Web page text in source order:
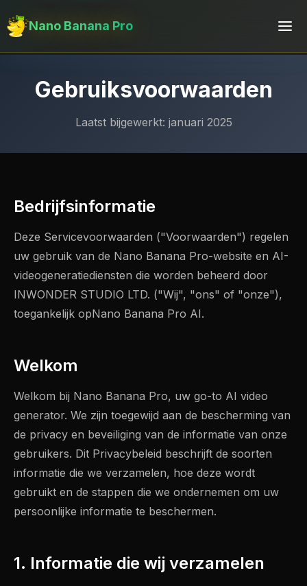
Nano Banana Pro
Gebruiksvoorwaarden
Laatst bijgewerkt: januari 2025
Bedrijfsinformatie
Deze Servicevoorwaarden ("Voorwaarden") regelen
uw gebruik van de Nano Banana Pro-website en AI-
videogeneratiediensten die worden beheerd door
INWONDER STUDIO LTD. ("Wij", "ons" of "onze"),
toegankelijk opNano Banana Pro AI.
Welkom
Welkom bij Nano Banana Pro, uw go-to AI video
generator. We zijn toegewijd aan de bescherming van
de privacy en beveiliging van de informatie van onze
gebruikers. Dit Privacybeleid beschrijft de soorten
informatie die we verzamelen, hoe deze wordt
gebruikt en de stappen die we ondernemen om uw
persoonlijke informatie te beschermen.
1. Informatie die wij verzamelen